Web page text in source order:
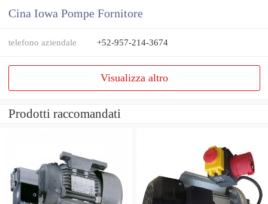
Cina Iowa Pompe Fornitore
telefono aziendale +52-957-214-3674
Visualizza altro
Prodotti raccomandati